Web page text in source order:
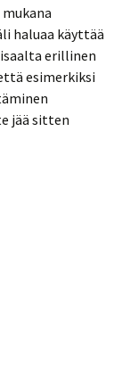
haluaa käyttää
erillinen
esimerkiksi
jää sitten